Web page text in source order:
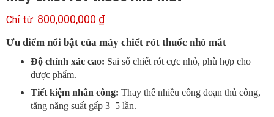
800,000,000 ₫
Ưu điểm nổi bật của máy chiết rót thuốc nhỏ mắt
Độ chính xác cao: Sai số chiết rót cực nhỏ, phù hợp cho
dược phẩm.
Tiết kiệm nhân công: Thay thế nhiều công đoạn thủ công,
tăng năng suất gấp 3–5 lần.